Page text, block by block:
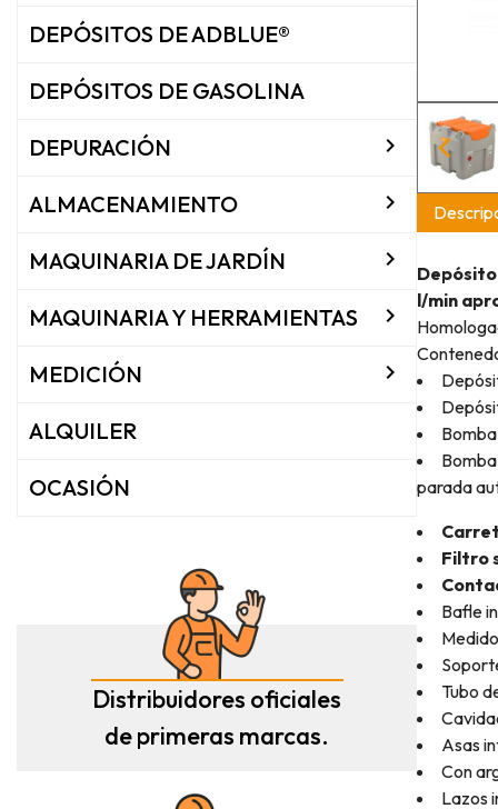
DEPÓSITOS DE ADBLUE®
DEPÓSITOS DE GASOLINA
DEPURACIÓN 
ALMACENAMIENTO 
MAQUINARIA DE JARDÍN 
MAQUINARIA Y HERRAMIENTAS 
MEDICIÓN 
ALQUILER
OCASIÓN
Distribuidores oficiales
de primeras marcas.
Depósito
l/min
parada
Filtro
Bafle
Tubo
Asas
Con
Lazos